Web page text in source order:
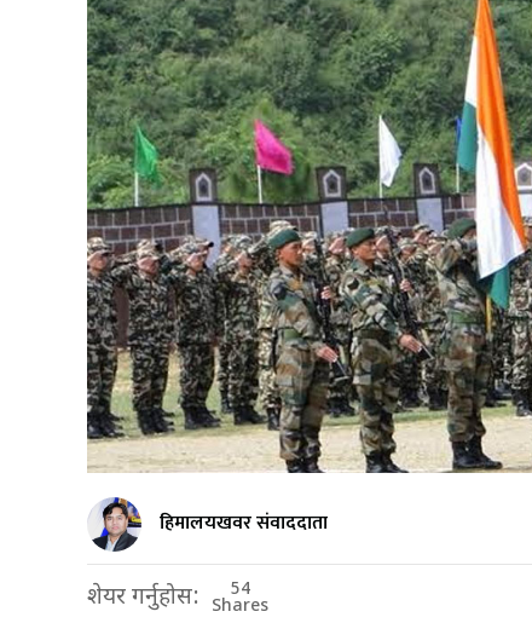
हिमालयखवर संवाददाता
शेयर गर्नुहोस: 54
Shares